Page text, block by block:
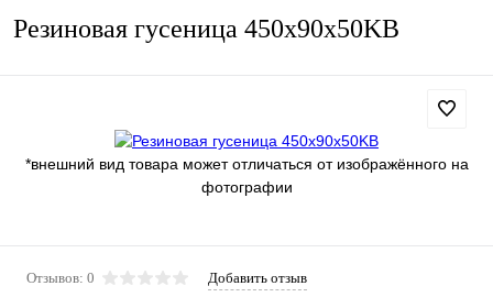
Резиновая гусеница 450x90x50KB
*внешний вид товара может отличаться от изображённого на
фотографии
Отзывов: 0 Добавить отзыв